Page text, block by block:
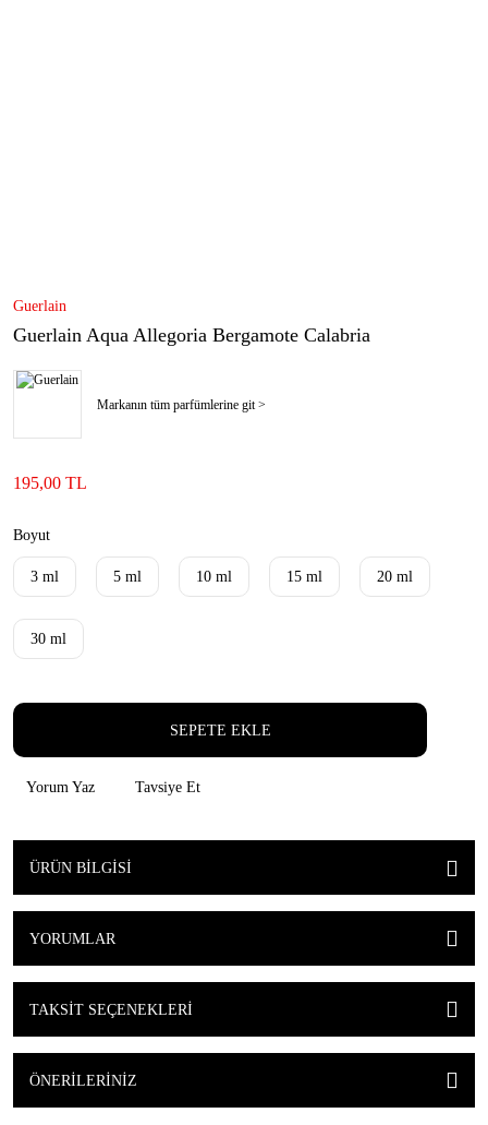
Guerlain
Guerlain Aqua Allegoria Bergamote Calabria
Markanın tüm parfümlerine git >
195,00 TL
Boyut
3 ml 5 ml 10 ml 15 ml 20 ml
30 ml
SEPETE EKLE
Yorum Yaz Tavsiye Et
ÜRÜN BILGISI
YORUMLAR
TAKSIT SEÇENEKLERI
ÖNERILERINIZ